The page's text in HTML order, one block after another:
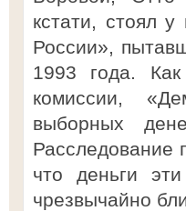
кстати, стоял
России»,
1993 года.
комиссии,
выборных
Расследование
что деньги
чрезвычайно